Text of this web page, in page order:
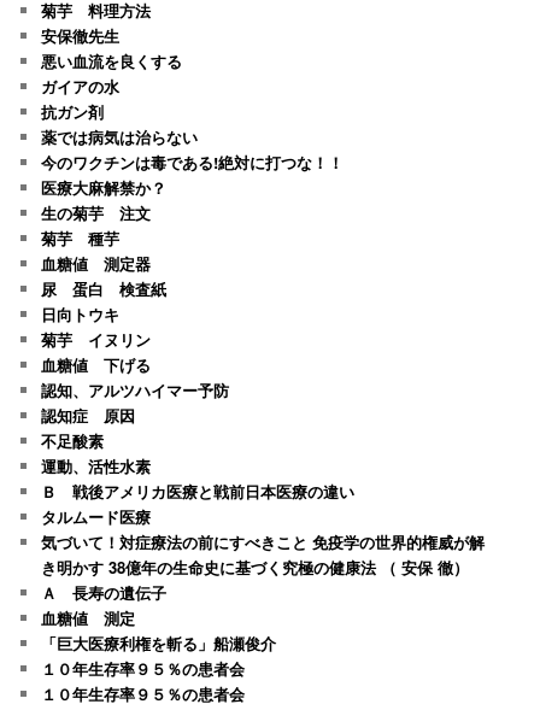
菊芋 料理方法
安保徹先生
悪い血流を良くする
ガイアの水
抗ガン剤
薬では病気は治らない
今のワクチンは毒である!絶対に打つな！！
医療大麻解禁か？
生の菊芋 注文
菊芋 種芋
血糖値 測定器
尿 蛋白 検査紙
日向トウキ
菊芋 イヌリン
血糖値 下げる
認知、アルツハイマー予防
認知症 原因
不足酸素
運動、活性水素
Ｂ 戦後アメリカ医療と戦前日本医療の違い
タルムード医療
気づいて！対症療法の前にすべきこと 免疫学の世界的権威が解
き明かす 38億年の生命史に基づく究極の健康法 （ 安保 徹）
Ａ 長寿の遺伝子
血糖値 測定
「巨大医療利権を斬る」船瀬俊介
１０年生存率９５％の患者会
１０年生存率９５％の患者会